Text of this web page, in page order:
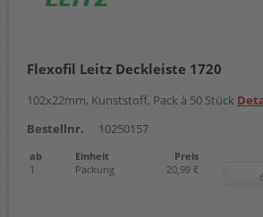
Flexofil Leitz Deckleiste 1720
102x22mm, Kunststoff, Pack à 50 Stück
Bestellnr.
10250157
ab Einheit
Preis
1
Packung 20,99 €